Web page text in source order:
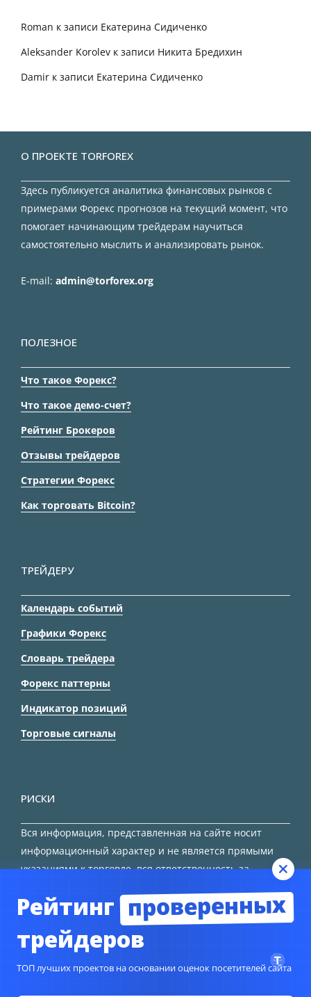
Roman к записи Екатерина Сидиченко
Aleksander Korolev к записи Никита Бредихин
Damir к записи Екатерина Сидиченко
О ПРОЕКТЕ TORFOREX
Здесь публикуется аналитика финансовых рынков с
примерами Форекс прогнозов на текущий момент, что
помогает начинающим трейдерам научиться
самостоятельно мыслить и анализировать рынок.
E-mail: admin@torforex.org
ПОЛЕЗНОЕ
Что такое Форекс?
Что такое демо-счет?
Рейтинг Брокеров
Отзывы трейдеров
Стратегии Форекс
Как торговать Bitcoin?
ТРЕЙДЕРУ
Календарь событий
Графики Форекс
Словарь трейдера
Форекс паттерны
Индикатор позиций
Торговые сигналы
РИСКИ
Вся информация, представленная на сайте носит
информационный характер и не является прямыми
указаниями к торговле, вся ответственность за
Рейтинг проверенных
трейдеров
ТОП лучших проектов на основании оценок посетителей сайта